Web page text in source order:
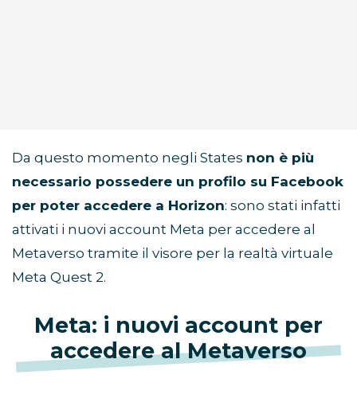
Da questo momento negli States non è più
necessario possedere un profilo su Facebook
per poter accedere a Horizon: sono stati infatti
attivati i nuovi account Meta per accedere al
Metaverso tramite il visore per la realtà virtuale
Meta Quest 2.
Meta: i nuovi account per
accedere al Metaverso